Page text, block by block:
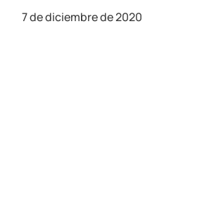
7 de diciembre de 2020